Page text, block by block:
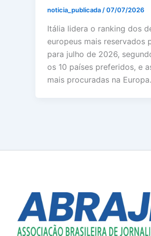
noticia_publicada/07/07/2026
Itália lidera o ranking dos
europeus mais reservados
para julho de 2026,
os 10 países preferidos, e
mais procuradas na Europa.